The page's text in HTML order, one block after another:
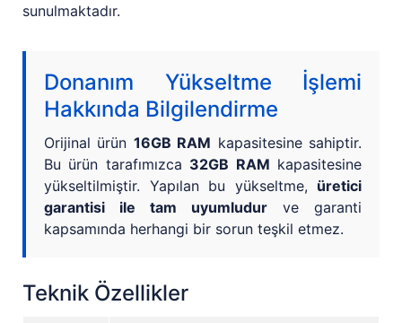
sunulmaktadır.
Donanım Yükseltme İşlemi
Hakkında Bilgilendirme
Orijinal ürün 16GB RAM kapasitesine sahiptir.
Bu ürün tarafımızca 32GB RAM kapasitesine
yükseltilmiştir. Yapılan bu yükseltme, üretici
garantisi ile tam uyumludur ve garanti
kapsamında herhangi bir sorun teşkil etmez.
Teknik Özellikler